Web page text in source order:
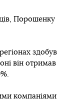
Порошенку
здобув
він отримав
компаніями